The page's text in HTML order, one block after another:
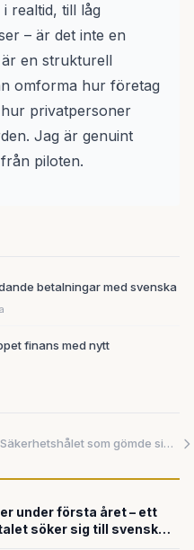
realtid, till låg
– är det inte en
en strukturell
omforma hur företag
privatpersoner
Jag är genuint
piloten.
betalningar med svenska
finans med nytt
Säkerhetshålet som gömde sig i 19 år – och kunde ge angripare totalt systemövertagande
under första året – ett
söker sig till svensk